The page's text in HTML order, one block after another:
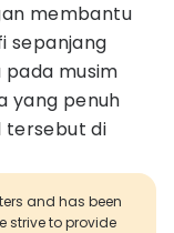
membantu
sepanjang
pada musim
yang penuh
tersebut di
and has been
strive to provide